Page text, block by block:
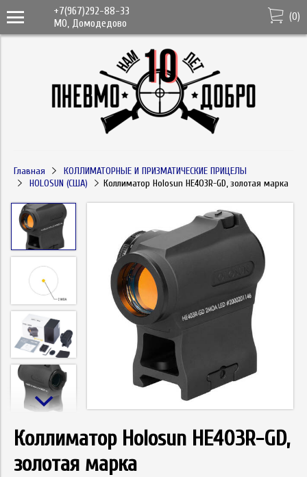
+7(967)292-88-33
МО, Домодедово
(0)
Главная
КОЛЛИМАТОРНЫЕ И ПРИЗМАТИЧЕСКИЕ ПРИЦЕЛЫ
HOLOSUN (США)
Коллиматор Holosun HE403R-GD, золотая марка
Коллиматор Holosun HE403R-GD,
золотая марка